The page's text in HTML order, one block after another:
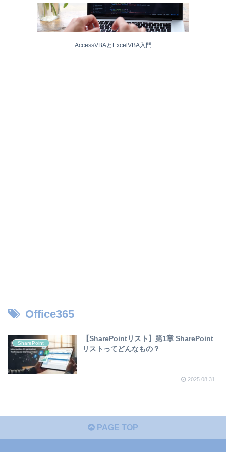
AccessVBAとExcelVBA入門
Office365
SharePoint
【SharePointリスト】第1章 SharePoint
リストってどんなもの？
2025.08.31
PAGE TOP